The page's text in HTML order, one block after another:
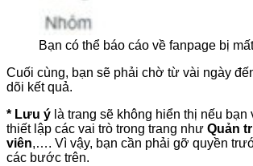
Bạn có thể báo cáo về fanpage bị
Cuối cùng, bạn sẽ phải chờ từ vài ngày
dõi kết quả.
* Lưu ý là trang sẽ không hiển thị nếu bạn
thiết lập các vai trò trong trang như Quản
viên,…. Vì vậy, bạn cần phải gỡ quyền
các bước trên.